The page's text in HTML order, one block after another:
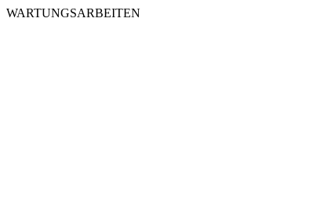
WARTUNGSARBEITEN